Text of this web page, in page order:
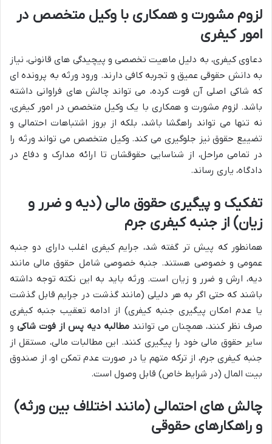
لزوم مشورت و همکاری با وکیل متخصص در
امور کیفری
دعاوی کیفری، به دلیل ماهیت تخصصی و پیچیدگی های قانونی، نیاز
به دانش حقوقی عمیق و تجربه کافی دارند. ورود ورثه به پرونده ای
که شاکی اصلی آن فوت کرده، می تواند چالش های فراوانی داشته
باشد. لزوم مشورت و همکاری با یک وکیل متخصص در امور کیفری،
نه تنها می تواند راهگشا باشد، بلکه از بروز اشتباهات احتمالی و
تضییع حقوق نیز جلوگیری می کند. وکیل متخصص می تواند ورثه را
در تمامی مراحل، از شناسایی حقوقشان تا ارائه مدارک و دفاع در
دادگاه، یاری رساند.
تفکیک و پیگیری حقوق مالی (دیه و ضرر و
زیان) از جنبه کیفری جرم
همانطور که پیش تر گفته شد، جرایم کیفری اغلب دارای دو جنبه
عمومی و خصوصی هستند. جنبه خصوصی شامل حقوق مالی مانند
دیه، ارش و ضرر و زیان است. ورثه باید به این نکته توجه داشته
باشند که حتی اگر به هر دلیلی (مانند گذشت در جرایم قابل گذشت
یا عدم امکان پیگیری جنبه کیفری) از ادامه تعقیب جنبه کیفری
صرف نظر کنند، همچنان می توانند مطالبه دیه پس از فوت شاکی و
سایر حقوق مالی خود را پیگیری کنند. این مطالبات مالی، مستقل از
جنبه کیفری جرم، از ترکه متهم یا در صورت عدم تمکن او، از صندوق
بیت المال (در شرایط خاص) قابل وصول است.
چالش های احتمالی (مانند اختلاف بین ورثه)
و راهکارهای حقوقی